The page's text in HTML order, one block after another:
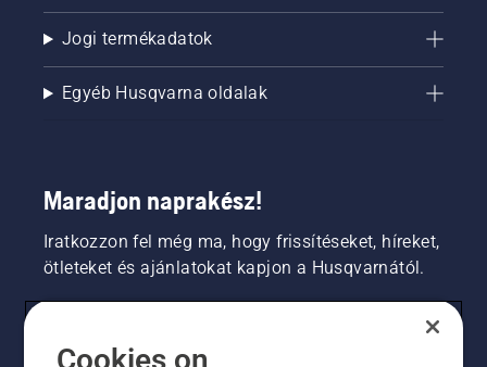
Jogi termékadatok
Egyéb Husqvarna oldalak
Maradjon naprakész!
Iratkozzon fel még ma, hogy frissítéseket, híreket,
ötleteket és ajánlatokat kapjon a Husqvarnától.